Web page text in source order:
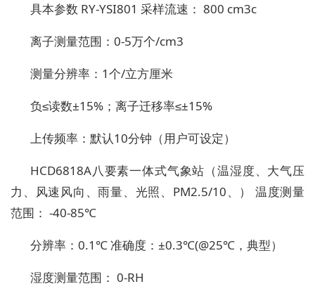
具本参数 RY-YSI801 采样流速： 800 cm3c
离子测量范围：0-5万个/cm3
测量分辨率：1个/立方厘米
负≤读数±15%；离子迁移率≤±15%
上传频率：默认10分钟（用户可设定）
HCD6818A八要素一体式气象站（温湿度、大气压
力、风速风向、雨量、光照、PM2.5/10、）
温度测量
范围： -40-85℃
分辨率：0.1℃ 准确度：±0.3℃(@25℃，典型）
湿度测量范围： 0-RH